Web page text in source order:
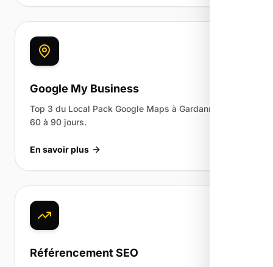
Google My Business
Top 3 du Local Pack Google Maps à Gardanne en
60 à 90 jours.
En savoir plus
Référencement SEO